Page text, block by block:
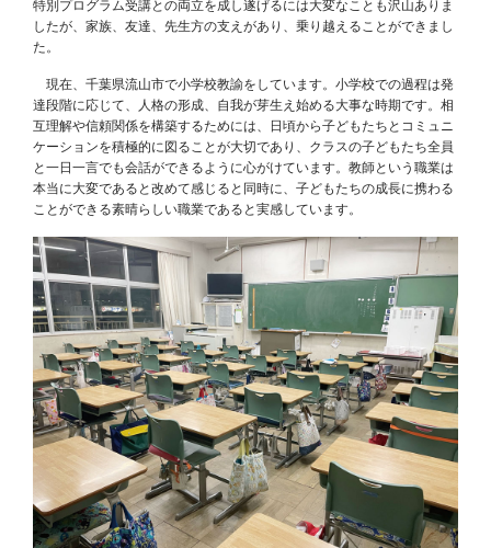
特別プログラム受講との両立を成し遂げるには大変なことも沢山ありま
したが、家族、友達、先生方の支えがあり、乗り越えることができまし
た。
現在、千葉県流山市で小学校教諭をしています。小学校での過程は発
達段階に応じて、人格の形成、自我が芽生え始める大事な時期です。相
互理解や信頼関係を構築するためには、日頃から子どもたちとコミュニ
ケーションを積極的に図ることが大切であり、クラスの子どもたち全員
と一日一言でも会話ができるように心がけています。教師という職業は
本当に大変であると改めて感じると同時に、子どもたちの成長に携わる
ことができる素晴らしい職業であると実感しています。